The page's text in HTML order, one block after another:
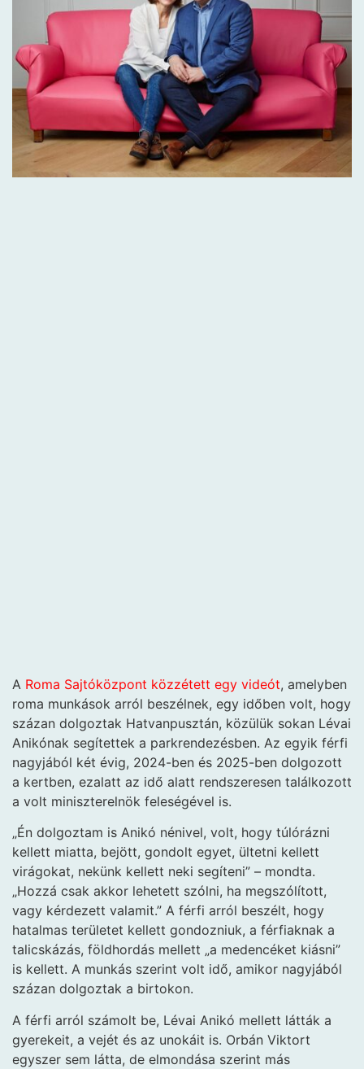
A Roma Sajtóközpont közzétett egy videót, amelyben
roma munkások arról beszélnek, egy időben volt, hogy
százan dolgoztak Hatvanpusztán, közülük sokan Lévai
Anikónak segítettek a parkrendezésben. Az egyik férfi
nagyjából két évig, 2024-ben és 2025-ben dolgozott
a kertben, ezalatt az idő alatt rendszeresen találkozott
a volt miniszterelnök feleségével is.
„Én dolgoztam is Anikó nénivel, volt, hogy túlórázni
kellett miatta, bejött, gondolt egyet, ültetni kellett
virágokat, nekünk kellett neki segíteni” – mondta.
„Hozzá csak akkor lehetett szólni, ha megszólított,
vagy kérdezett valamit.” A férfi arról beszélt, hogy
hatalmas területet kellett gondozniuk, a férfiaknak a
talicskázás, földhordás mellett „a medencéket kiásni”
is kellett. A munkás szerint volt idő, amikor nagyjából
százan dolgoztak a birtokon.
A férfi arról számolt be, Lévai Anikó mellett látták a
gyerekeit, a vejét és az unokáit is. Orbán Viktort
egyszer sem látta, de elmondása szerint más